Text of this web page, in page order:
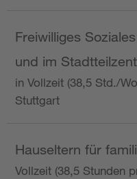
Freiwilliges
und im
in Vollzeit (38,5 Std./
Stuttgart
Hauseltern für
Vollzeit (38,5 Stunden